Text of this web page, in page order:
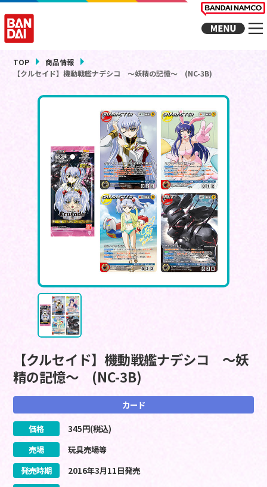
TOP
商品情報
【クルセイド】機動戦艦ナデシコ ～妖精の記憶～ (NC-3B)
【クルセイド】機動戦艦ナデシコ ～妖
精の記憶～ (NC-3B)
カード
価格 345円(税込)
売場
玩具売場等
発売時期
2016年3月11日発売